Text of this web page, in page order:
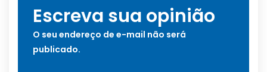
Escreva sua opinião
O seu endereço de e-mail não será
publicado.